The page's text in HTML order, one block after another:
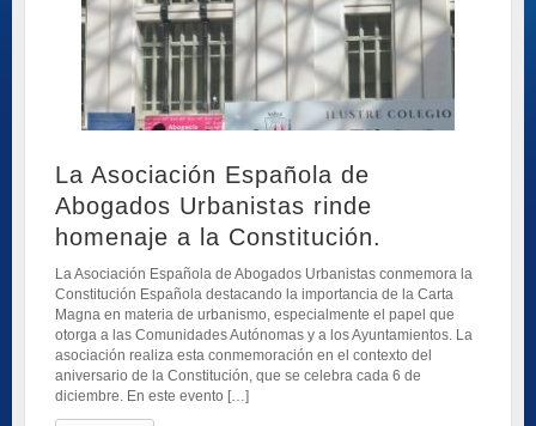
La Asociación Española de
Abogados Urbanistas rinde
homenaje a la Constitución.
La Asociación Española de Abogados Urbanistas conmemora la
Constitución Española destacando la importancia de la Carta
Magna en materia de urbanismo, especialmente el papel que
otorga a las Comunidades Autónomas y a los Ayuntamientos. La
asociación realiza esta conmemoración en el contexto del
aniversario de la Constitución, que se celebra cada 6 de
diciembre. En este evento […]